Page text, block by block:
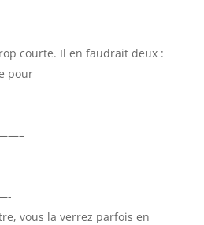
courte. Il en faudrait deux :
pour
vous la verrez parfois en